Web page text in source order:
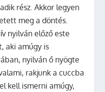
rész. Akkor legyen
meg a döntés.
nyilván előző este
aki amúgy is
nyilván ő nyögte
rakjunk a cuccba
kell ismerni amúgy,